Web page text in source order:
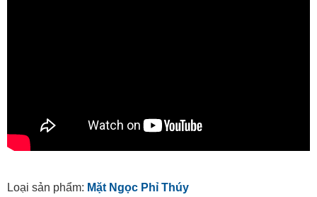
Loại sản phẩm: Mặt Ngọc Phỉ Thúy